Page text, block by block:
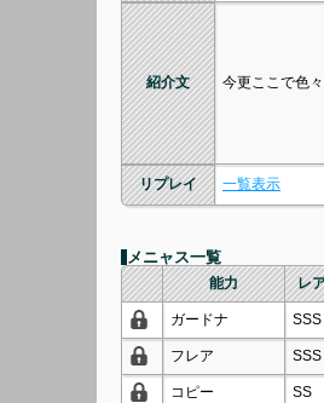
紹介文 今更ここで色
リプレイ 一覧表示
メニャス一覧
能力 レ
ガードナ SSS
フレア SSS
コピー SS